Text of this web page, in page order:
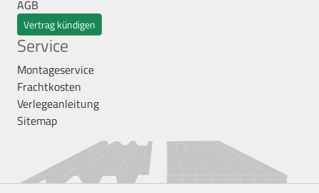
AGB
Vertrag kündigen
Service
Montageservice
Frachtkosten
Verlegeanleitung
Sitemap